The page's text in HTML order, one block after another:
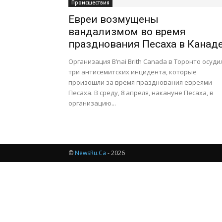
Происшествия
Евреи возмущены
вандализмом во время
празднования Песаха в
Организация B’nai Brith Canada в Торонто
три антисемитских инцидента, которые
произошли за время празднования евреями
Песаха. В среду, 8 апреля, накануне Песаха, в
организацию...
© NewsRu.Ca - 2026